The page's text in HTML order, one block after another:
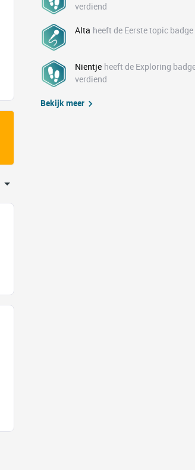
verdiend
Alta heeft de Eerste topic
Nientje heeft de Exploring
verdiend
Bekijk meer